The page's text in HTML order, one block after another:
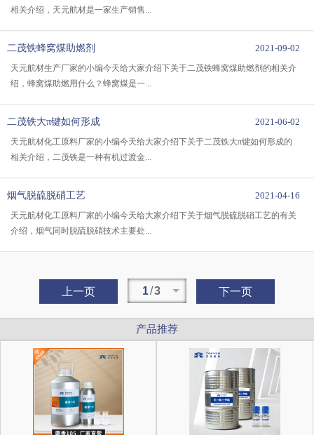
相关介绍，天元航材是一家生产销售...
二茂铁蜂窝煤助燃剂 2021-09-02
天元航材生产厂家的小编今天给大家介绍下关于二茂铁蜂窝煤助燃剂的相关介
绍，蜂窝煤助燃用什么？蜂窝煤是一...
二茂铁大π键如何形成 2021-06-02
天元航材化工原料厂家的小编今天给大家介绍下关于二茂铁大π键如何形成的
相关介绍，二茂铁是一种有机过渡金...
烟气脱硫脱硝工艺 2021-04-16
天元航材化工原料厂家的小编今天给大家介绍下关于烟气脱硫脱硝工艺的有关
介绍，烟气同时脱硫脱硝技术主要处...
上一页 1/3 下一页
产品推荐